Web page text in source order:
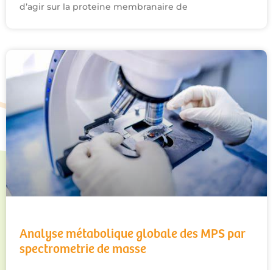
d’agir sur la proteine membranaire de
Analyse métabolique globale des MPS par
spectrometrie de masse